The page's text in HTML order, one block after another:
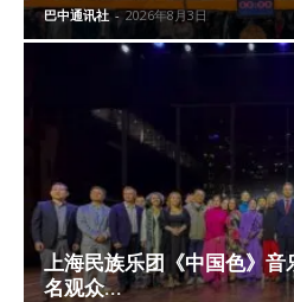
巴中通讯社 - 2026年8月3日
上海民族乐团《中国色》音
名观众...